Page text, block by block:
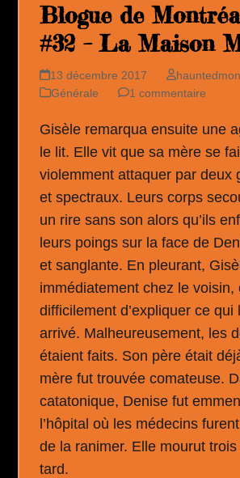
Blogue de
#32 – La Maison
13 décembre 2017
Générale
1 commentaire
Gisèle remarqua ensuite une
le lit. Elle vit que sa mère se
violemment attaquer par deux
et spectraux. Leurs corps
un rire sans son alors qu’ils
leurs poings sur la face de
et sanglante. En pleurant,
immédiatement chez le voisin,
difficilement d’expliquer ce qui
arrivé. Malheureusement, les
étaient faits. Son père était
mère fut trouvée comateuse.
catatonique, Denise fut
l’hôpital où les médecins
de la ranimer. Elle mourut
tard.